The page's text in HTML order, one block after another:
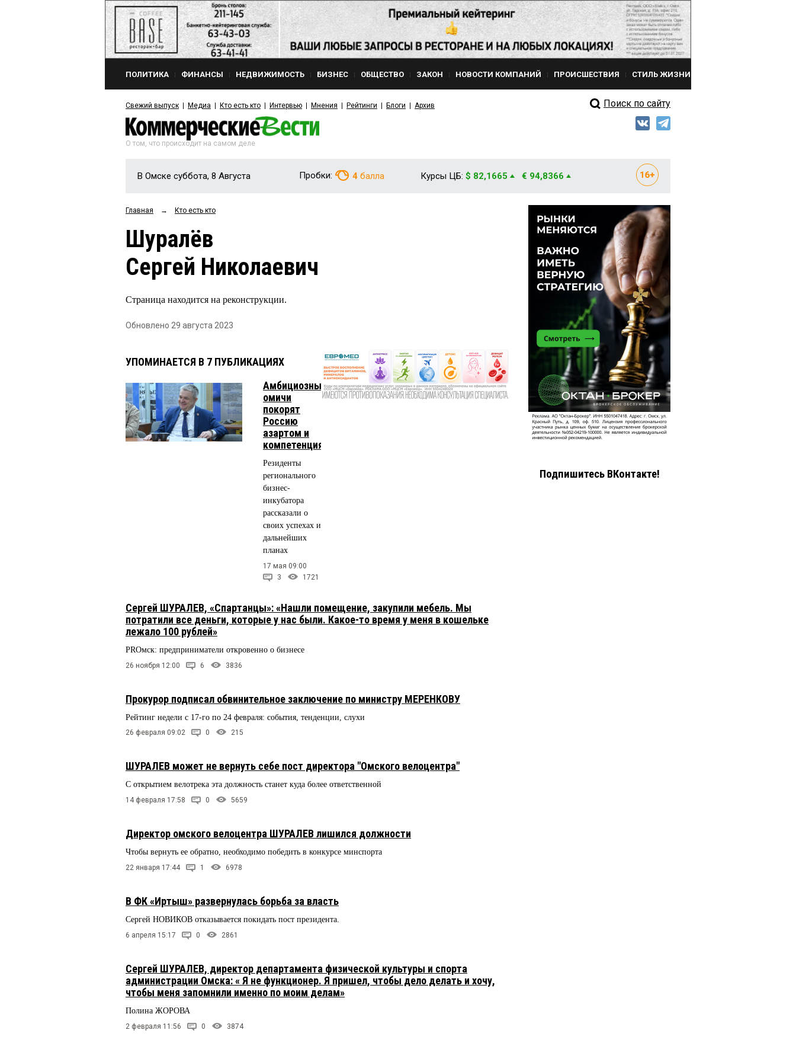
ПОЛИТИКА ФИНАНСЫ НЕДВИЖИМОСТЬ БИЗНЕС ОБЩЕСТВО ЗАКОН НОВОСТИ КОМПАНИЙ ПРОИСШЕСТВИЯ СТИЛЬ ЖИЗНИ
Свежий выпуск Медиа Кто есть кто Интервью Мнения Рейтинги Блоги Архив Поиск по сайту
О том, что происходит на самом деле
В Омске суббота, 8 Августа Пробки: 4 балла Курсы ЦБ: $ 82,1665 € 94,8366
Главная → Кто есть кто
Шуралёв
Сергей Николаевич
Страница находится на реконструкции.
Обновлено 29 августа 2023
УПОМИНАЕТСЯ В 7 ПУБЛИКАЦИЯХ
Амбициозные
омичи
покорят
Россию
азартом и
компетенциями
Резиденты
регионального
бизнес-
инкубатора
рассказали о
своих успехах и
дальнейших
планах
17 мая 09:00
3
1721
Сергей ШУРАЛЕВ, «Спартанцы»: «Нашли помещение, закупили мебель. Мы
потратили все деньги, которые у нас были. Какое-то время у меня в кошельке
лежало 100 рублей»
PROмск: предприниматели откровенно о бизнесе
26 ноября 12:00 6 3836
Прокурор подписал обвинительное заключение по министру МЕРЕНКОВУ
Рейтинг недели с 17-го по 24 февраля: события, тенденции, слухи
26 февраля 09:02 0 215
ШУРАЛЕВ может не вернуть себе пост директора "Омского велоцентра"
С открытием велотрека эта должность станет куда более ответственной
14 февраля 17:58 0 5659
Директор омского велоцентра ШУРАЛЕВ лишился должности
Чтобы вернуть ее обратно, необходимо победить в конкурсе минспорта
22 января 17:44 1 6978
В ФК «Иртыш» развернулась борьба за власть
Сергей НОВИКОВ отказывается покидать пост президента.
6 апреля 15:17 0 2861
Сергей ШУРАЛЕВ, директор департамента физической культуры и спорта
администрации Омска: « Я не функционер. Я пришел, чтобы дело делать и хочу,
чтобы меня запомнили именно по моим делам»
Полина ЖОРОВА
2 февраля 11:56 0 3874
Подпишитесь ВКонтакте!